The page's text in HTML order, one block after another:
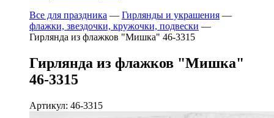
Все для праздника — Гирлянды и украшения —
флажки, звездочки, кружочки, подвески —
Гирлянда из флажков "Мишка" 46-3315
Гирлянда из флажков "Мишка"
46-3315
Артикул: 46-3315